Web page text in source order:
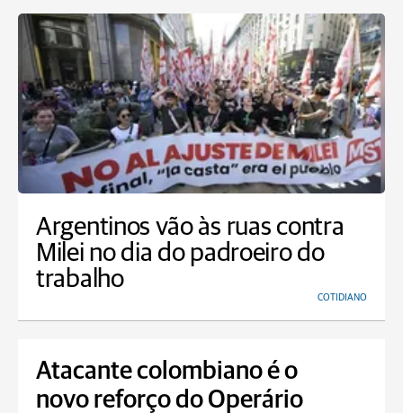
Argentinos vão às ruas contra
Milei no dia do padroeiro do
trabalho
COTIDIANO
Atacante colombiano é o
novo reforço do Operário